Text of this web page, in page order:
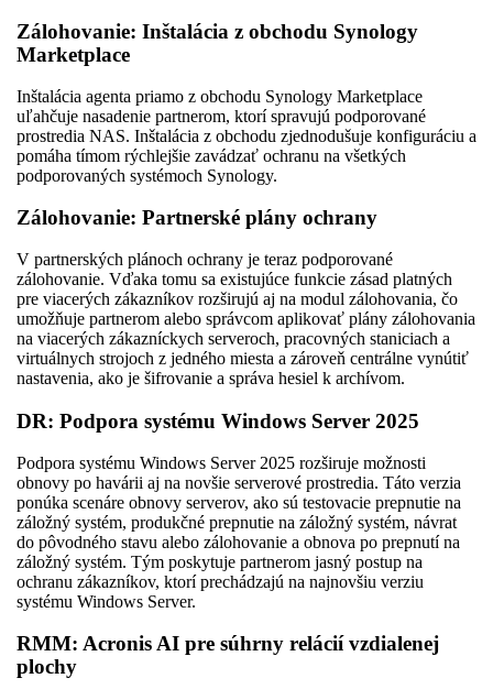
Zálohovanie: Inštalácia z obchodu Synology
Marketplace
Inštalácia agenta priamo z obchodu Synology Marketplace
uľahčuje nasadenie partnerom, ktorí spravujú podporované
prostredia NAS. Inštalácia z obchodu zjednodušuje konfiguráciu a
pomáha tímom rýchlejšie zavádzať ochranu na všetkých
podporovaných systémoch Synology.
Zálohovanie: Partnerské plány ochrany
V partnerských plánoch ochrany je teraz podporované
zálohovanie. Vďaka tomu sa existujúce funkcie zásad platných
pre viacerých zákazníkov rozširujú aj na modul zálohovania, čo
umožňuje partnerom alebo správcom aplikovať plány zálohovania
na viacerých zákazníckych serveroch, pracovných staniciach a
virtuálnych strojoch z jedného miesta a zároveň centrálne vynútiť
nastavenia, ako je šifrovanie a správa hesiel k archívom.
DR: Podpora systému Windows Server 2025
Podpora systému Windows Server 2025 rozširuje možnosti
obnovy po havárii aj na novšie serverové prostredia. Táto verzia
ponúka scenáre obnovy serverov, ako sú testovacie prepnutie na
záložný systém, produkčné prepnutie na záložný systém, návrat
do pôvodného stavu alebo zálohovanie a obnova po prepnutí na
záložný systém. Tým poskytuje partnerom jasný postup na
ochranu zákazníkov, ktorí prechádzajú na najnovšiu verziu
systému Windows Server.
RMM: Acronis AI pre súhrny relácií vzdialenej
plochy